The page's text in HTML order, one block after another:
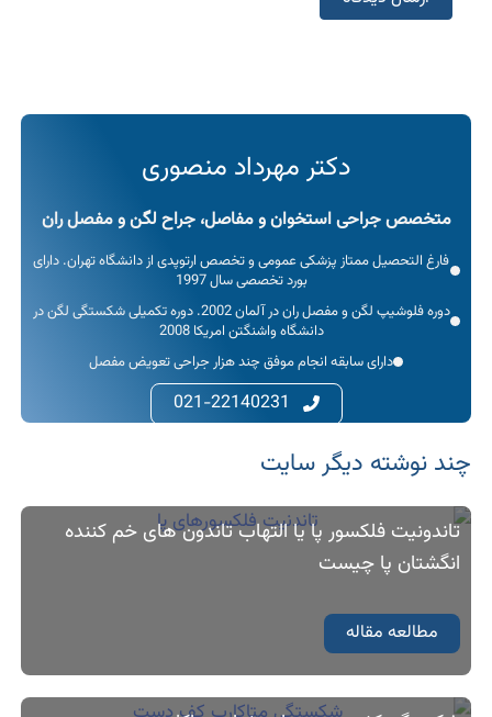
دکتر مهرداد منصوری
متخصص جراحی استخوان و مفاصل، جراح لگن و مفصل ران
فارغ التحصیل ممتاز پزشکی عمومی و تخصص ارتوپدی از دانشگاه تهران. دارای
بورد تخصصی سال 1997
دوره فلوشیپ لگن و مفصل ران در آلمان 2002. دوره تکمیلی شکستگی لگن در
دانشگاه واشنگتن امریکا 2008
دارای سابقه انجام موفق چند هزار جراحی تعویض مفصل
021-22140231
چند نوشته‌ دیگر سایت
تاندونیت فلکسور پا یا التهاب تاندون های خم کننده
انگشتان پا چیست
مطالعه مقاله